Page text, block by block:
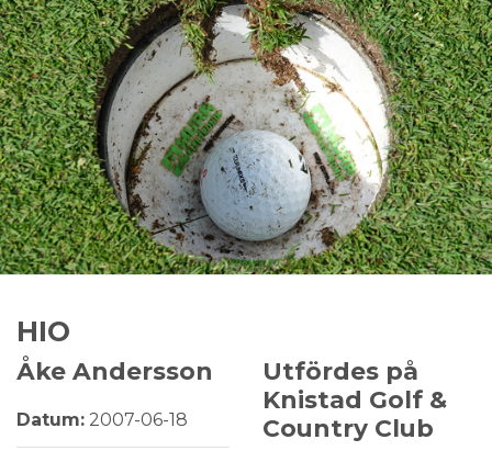
HIO
Åke Andersson
Datum: 2007-06-18
Utfördes på
Knistad Golf &
Country Club